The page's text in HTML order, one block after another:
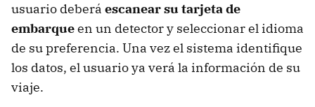
usuario deberá escanear su tarjeta de
embarqueen un detector y seleccionar el idioma
de su preferencia. Una vez el sistema identifique
los datos, el usuario ya verá la información de su
viaje.